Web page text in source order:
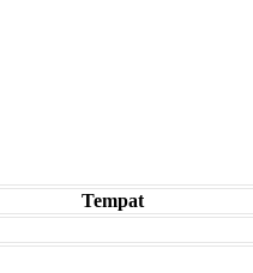
Tempat